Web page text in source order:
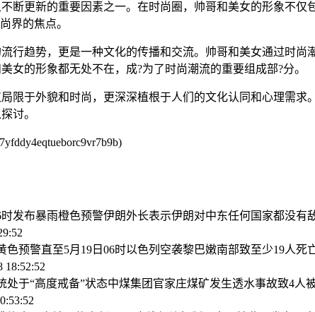
断更新的重要因素之一。在时尚圈，帅哥和美女的形象不
界的焦点。
行趋势，更是一种文化的传播和交流。帅哥和美女通过时
女的形象都无处不在，成?为了时尚潮流的重要组成部?分。
限于外貌和时尚，更深深植根于人们的文化认同和心理需
讨。
发布暴雨橙色预警伊朗外长表示伊朗对中东任何国家都没有
色预警直至5月19日06时以色列空袭黎巴嫩南部致至少19人死
18:52:52
处于“高度戒备”状态中煤集团官家庄煤矿发生透水事故致4人